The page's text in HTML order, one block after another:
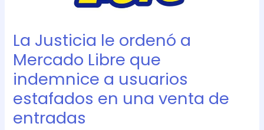
La Justicia le ordenó a
Mercado Libre que
indemnice a usuarios
estafados en una venta de
entradas
venta
entradas